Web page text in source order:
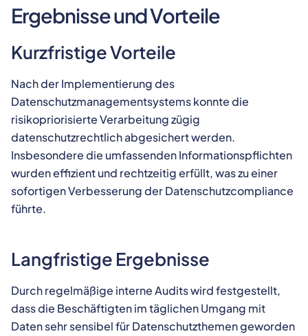
Ergebnisse und Vorteile
Kurzfristige Vorteile
Nach der Implementierung des
Datenschutzmanagementsystems konnte die
risikopriorisierte Verarbeitung zügig
datenschutzrechtlich abgesichert werden.
Insbesondere die umfassenden Informationspflichten
wurden effizient und rechtzeitig erfüllt, was zu einer
sofortigen Verbesserung der Datenschutzcompliance
führte.
Langfristige Ergebnisse
Durch regelmäßige interne Audits wird festgestellt,
dass die Beschäftigten im täglichen Umgang mit
Daten sehr sensibel für Datenschutzthemen geworden